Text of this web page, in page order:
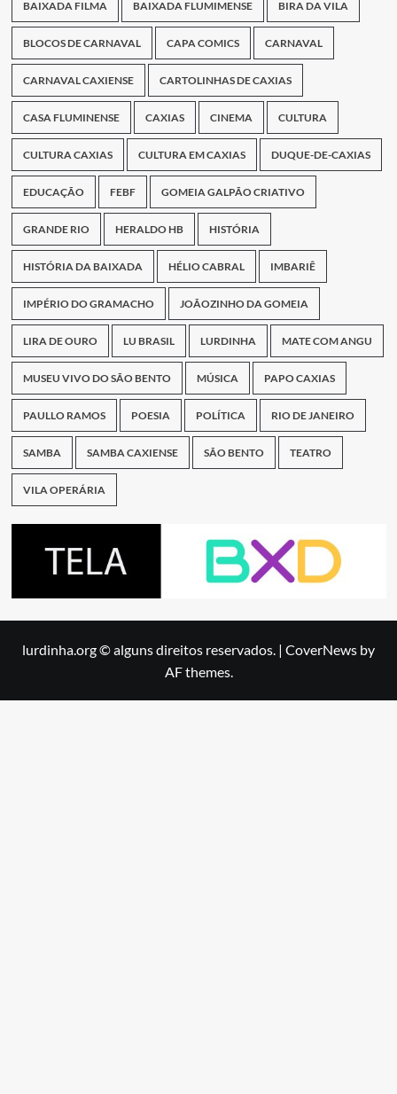
BAIXADA FILMA BAIXADA FLUMIMENSE BIRA DA VILA
BLOCOS DE CARNAVAL CAPA COMICS CARNAVAL
CARNAVAL CAXIENSE CARTOLINHAS DE CAXIAS
CASA FLUMINENSE CAXIAS CINEMA CULTURA
CULTURA CAXIAS CULTURA EM CAXIAS DUQUE-DE-CAXIAS
EDUCAÇÃO FEBF GOMEIA GALPÃO CRIATIVO
GRANDE RIO HERALDO HB HISTÓRIA
HISTÓRIA DA BAIXADA HÉLIO CABRAL IMBARIÊ
IMPÉRIO DO GRAMACHO JOÃOZINHO DA GOMEIA
LIRA DE OURO LU BRASIL LURDINHA MATE COM ANGU
MUSEU VIVO DO SÃO BENTO MÚSICA PAPO CAXIAS
PAULLO RAMOS POESIA POLÍTICA RIO DE JANEIRO
SAMBA SAMBA CAXIENSE SÃO BENTO TEATRO
VILA OPERÁRIA
lurdinha.org © alguns direitos reservados. | CoverNews by
AF themes.